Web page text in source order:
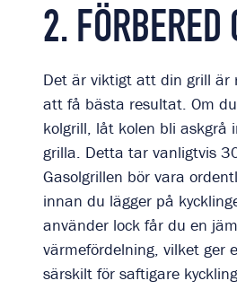
2. FÖRBERED
Det är viktigt att din grill är
att få bästa resultat. Om
kolgrill, låt kolen bli askgrå
grilla. Detta tar vanligtvis
Gasolgrillen bör vara
innan du lägger på
använder lock får du en
värmefördelning, vilket ger
särskilt för saftigare